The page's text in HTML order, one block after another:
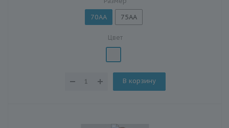
70AA 75AA
Цвет
В корзину